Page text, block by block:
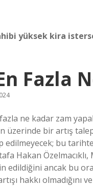
yüksek kira
Fazla
ne kadar zam
üzerinde bir artış
edilmeyecek; bu tarihte
Hakan Özelmacıklı,
edildiğini ancak bu
hakkı